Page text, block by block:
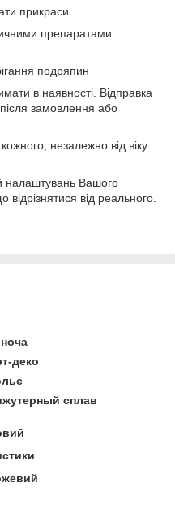
прикраси
препаратами
подряпин
в наявності. Відправка
замовлення або
незалежно від віку
налаштувань Вашого
від реального.
деко
сплав